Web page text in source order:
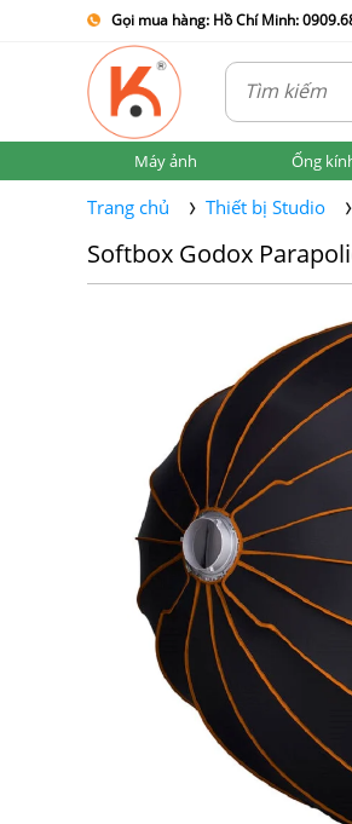
Gọi mua hàng: Hồ Chí Minh:
Máy ảnh Ống
Trang chủ Thiết bị Studio
Softbox Godox